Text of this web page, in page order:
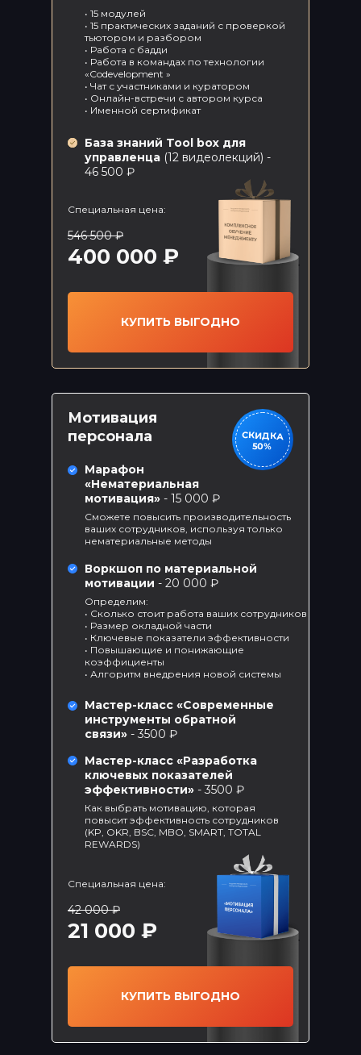
База знаний Tool box для
управленца (12 видеолекций) -
46 500 ₽
Специальная цена:
546 500 ₽
400 000 ₽
• 15 модулей
• 15 практических заданий с проверкой
тьютором и разбором
• Работа с бадди
• Работа в командах по технологии
«Codevelopment »
• Чат с участниками и куратором
• Онлайн-встречи с автором курса
• Именной сертификат
КУПИТЬ ВЫГОДНО
Марафон
«Нематериальная
мотивация» - 15 000 ₽
Сможете повысить производительность
ваших сотрудников, используя только
нематериальные методы
Специальная цена:
42 000 ₽
21 000 ₽
СКИДКА
50%
БОМБИЧЕСКИЕ
ПРЕДЛОЖЕНИЯ
ТОЛЬКО
Мотивация
персонала
Воркшоп по материальной
мотивации - 20 000 ₽
Определим:
• Сколько стоит работа ваших сотрудников
• Размер окладной части
• Ключевые показатели эффективности
• Повышающие и понижающие
коэффициенты
• Алгоритм внедрения новой системы
Мастер-класс «Современные
инструменты обратной
связи» - 3500 ₽
Мастер-класс «Разработка
ключевых показателей
эффективности» - 3500 ₽
Как выбрать мотивацию, которая
повысит эффективность сотрудников
(KP, OKR, BSC, MBO, SMART, TOTAL
REWARDS)
КУПИТЬ ВЫГОДНО
БОМБИЧЕСКИЕ
ПРЕДЛОЖЕНИЯ
ТОЛЬКО